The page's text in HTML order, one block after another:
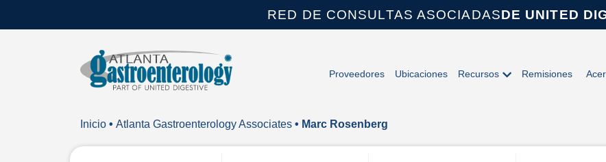
RED DE CONSULTAS ASOCIADASDE UNITED
Proveedores Ubicaciones Recursos Remisiones
Inicio • Atlanta Gastroenterology Associates • Marc Rosenberg